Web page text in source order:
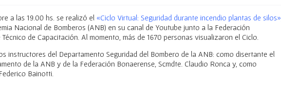
a las 19.00 hs. se realizó el «Ciclo Virtual: Seguridad durante incendio plantas de silos»,
Nacional de Bomberos (ANB) en su canal de Youtube junto a la Federación
de Capacitación. Al momento, más de 1670 personas visualizaron el Ciclo.
instructores del Departamento Seguridad del Bombero de la ANB: como disertante el
de la ANB y de la Federación Bonaerense, Scmdte. Claudio Ronca y, como
Bainotti.